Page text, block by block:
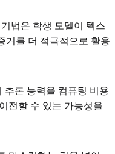
법은 학생 모델이 텍스
거를 더 적극적으로 활용
추론 능력을 컴퓨팅 비용
전할 수 있는 가능성을